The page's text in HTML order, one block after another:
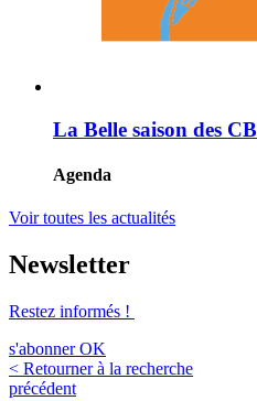
La Belle saison des
Agenda
Voir toutes les actualités
Newsletter
Restez informés !
s'abonner OK
< Retourner à la recherche
précédent